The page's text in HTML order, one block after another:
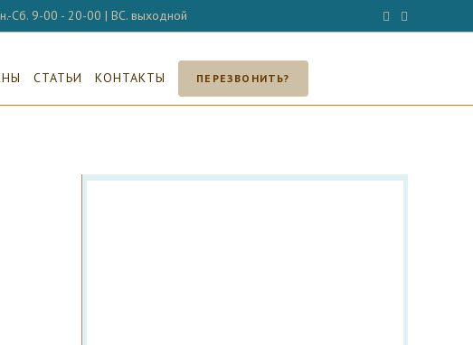
Сб. 9-00 - 20-00 | ВС. выходной
СТАТЬИ КОНТАКТЫ ПЕРЕЗВОНИТЬ?